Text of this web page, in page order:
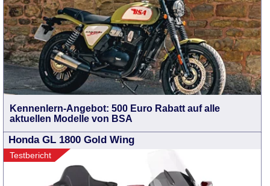
Kennenlern-Angebot: 500 Euro Rabatt auf alle
aktuellen Modelle von BSA
Honda GL 1800 Gold Wing
Testbericht